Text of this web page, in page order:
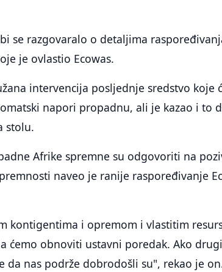
se razgovaralo o detaljima
je ovlastio Ecowas.
intervencija posljednje sredstvo koje
napori propadnu, ali je kazao i to
stolu.
Afrike spremne su odgovoriti na
naveo je ranije raspoređivanje
kontigentima i opremom i vlastitim
ćemo obnoviti ustavni poredak. Ako drugi
da nas podrže dobrodošli su", rekao je